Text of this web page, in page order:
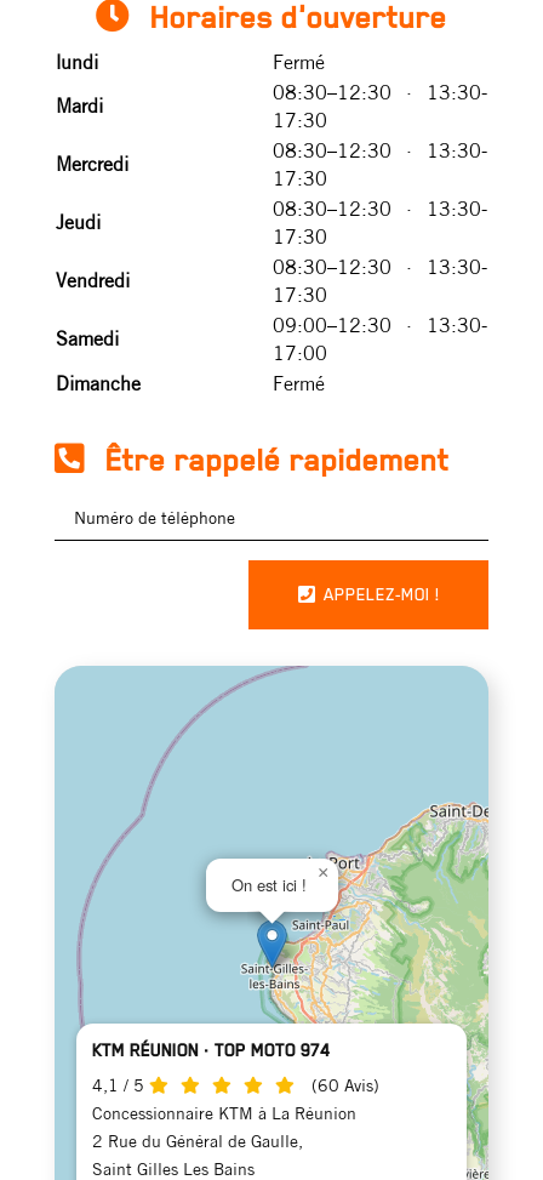
Horaires d'ouverture
lundi
Fermé
Mardi
08:30–12:30 · 13:30-
17:30
Mercredi
08:30–12:30 · 13:30-
17:30
Jeudi
08:30–12:30 · 13:30-
17:30
Vendredi
08:30–12:30 · 13:30-
17:30
Samedi
09:00–12:30 · 13:30-
17:00
Dimanche
Fermé
Être rappelé rapidement
APPELEZ-MOI !
On est ici !
×
KTM RÉUNION · TOP MOTO 974
4,1 / 5
(60 Avis)
Concessionnaire KTM à La Réunion
2 Rue du Général de Gaulle,
Saint Gilles Les Bains